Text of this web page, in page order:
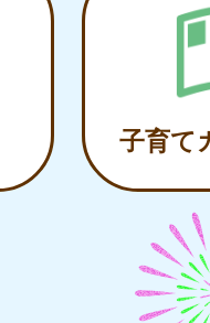
子育て